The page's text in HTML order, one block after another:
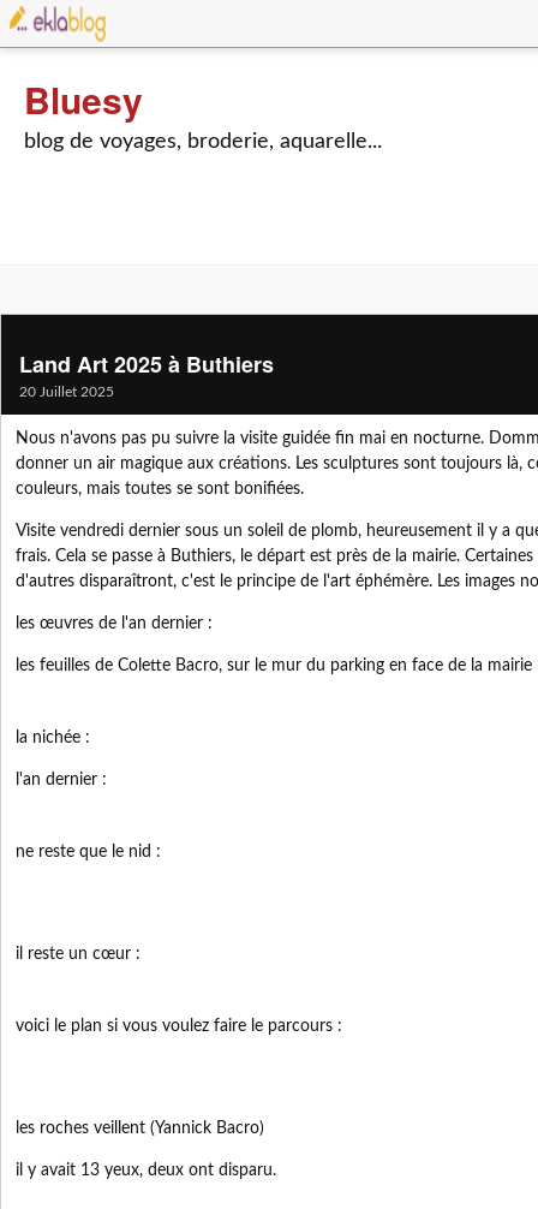
Bluesy
blog de voyages, broderie, aquarelle...
Land Art 2025 à Buthiers
20 Juillet 2025
Nous n'avons pas pu suivre la visite guidée fin mai en nocturne.
donner un air magique aux créations. Les sculptures sont toujours là,
couleurs, mais toutes se sont bonifiées.
Visite vendredi dernier sous un soleil de plomb, heureusement il y a
frais. Cela se passe à Buthiers, le départ est près de la mairie.
d'autres disparaîtront, c'est le principe de l'art éphémère. Les images
les œuvres de l'an dernier :
les feuilles de Colette Bacro, sur le mur du parking en face de la mairie
la nichée :
l'an dernier :
ne reste que le nid :
il reste un cœur :
voici le plan si vous voulez faire le parcours :
les roches veillent (Yannick Bacro)
il y avait 13 yeux, deux ont disparu.